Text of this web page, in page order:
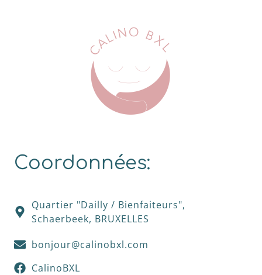
Coordonnées:
Quartier "Dailly / Bienfaiteurs",
Schaerbeek, BRUXELLES
bonjour@calinobxl.com
CalinoBXL